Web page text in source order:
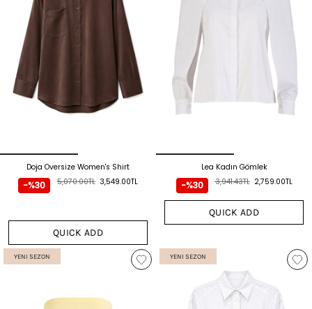
Doja Oversize Women's Shirt
3,549.00TL
5,070.00TL
-%30
QUICK ADD
Lea Kadın Gömlek
2,759.00TL
3,941.43TL
-%30
QUICK ADD
YENI SEZON YENI SEZON